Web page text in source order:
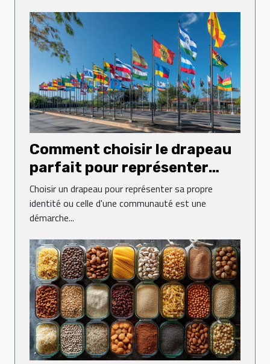
Comment choisir le drapeau
parfait pour représenter
votre identité
Choisir un drapeau pour représenter sa propre
identité ou celle d'une communauté est une
démarche...